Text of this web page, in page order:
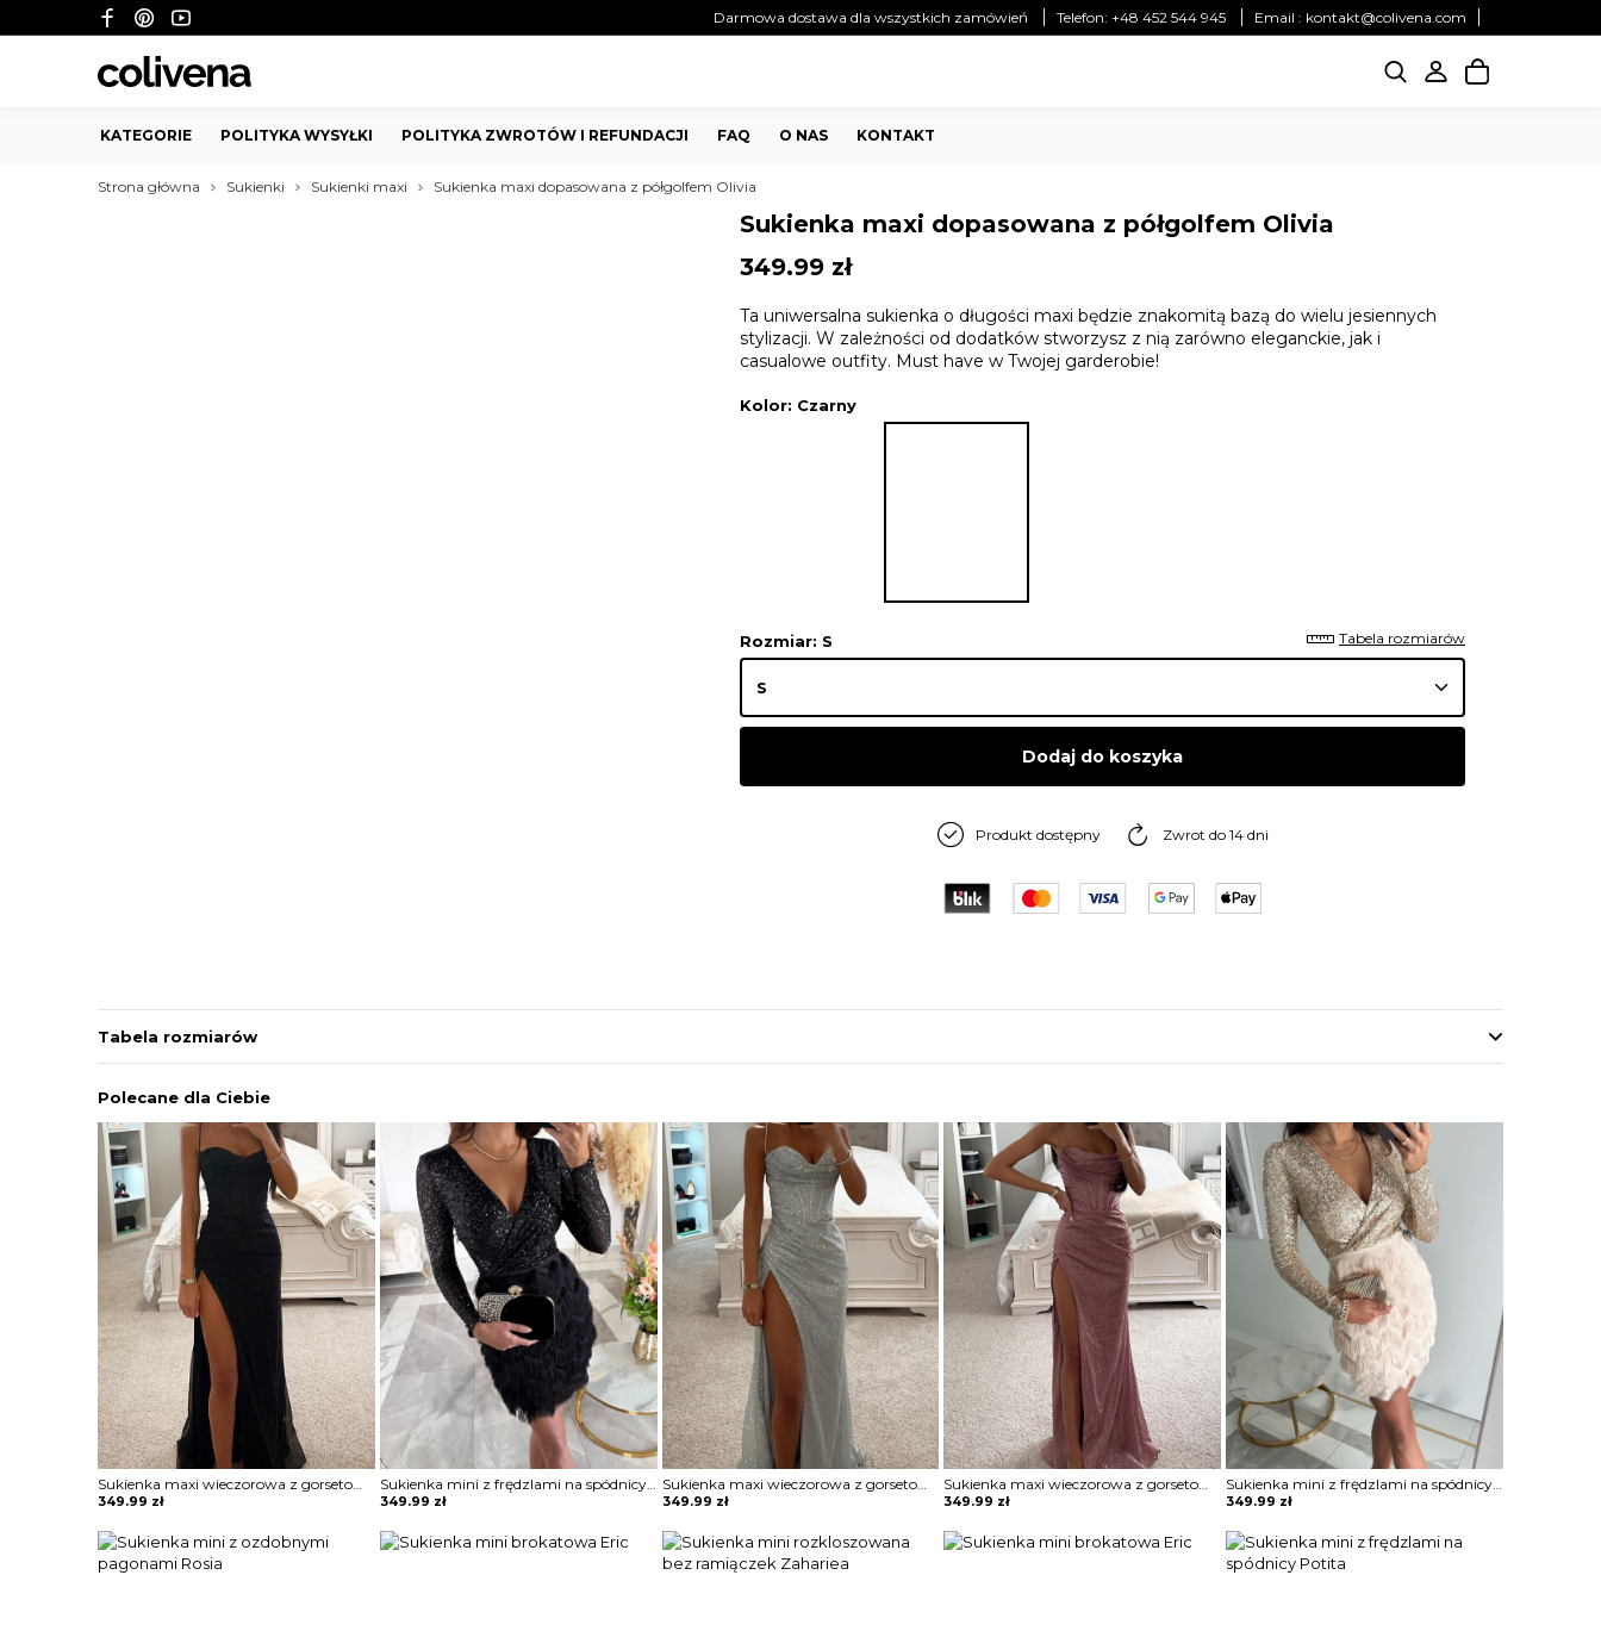
Darmowa dostawa dla wszystkich zamówień Telefon: +48 452 544 945 Email : kontakt@colivena.com
KATEGORIE POLITYKA WYSYŁKI POLITYKA ZWROTÓW I REFUNDACJI FAQ O NAS KONTAKT
Strona główna Sukienki Sukienki maxi Sukienka maxi dopasowana z półgolfem Olivia
Sukienka maxi dopasowana z półgolfem Olivia
349.99 zł
Ta uniwersalna sukienka o długości maxi będzie znakomitą bazą do wielu jesiennych
stylizacji. W zależności od dodatków stworzysz z nią zarówno eleganckie, jak i
casualowe outfity. Must have w Twojej garderobie!
Kolor: Czarny
Rozmiar: S Tabela rozmiarów
Dodaj do koszyka
Produkt dostępny Zwrot do 14 dni
Tabela rozmiarów
Polecane dla Ciebie
Sukienka maxi wieczorowa z gorsetowym topem Alija
349.99 zł
Sukienka mini z frędzlami na spódnicy Potita
349.99 zł
Sukienka maxi wieczorowa z gorsetowym topem Alija
349.99 zł
Sukienka maxi wieczorowa z gorsetowym topem Alija
349.99 zł
Sukienka mini z frędzlami na spódnicy Potita
349.99 zł